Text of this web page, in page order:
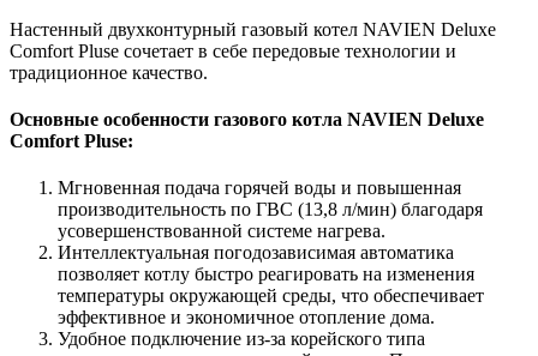
Настенный двухконтурный газовый котел NAVIEN Deluxe
Comfort Pluse сочетает в себе передовые технологии и
традиционное качество.
Основные особенности газового котла NAVIEN Deluxe
Comfort Pluse:
Мгновенная подача горячей воды и повышенная
производительность по ГВС (13,8 л/мин) благодаря
усовершенствованной системе нагрева.
Интеллектуальная погодозависимая автоматика
позволяет котлу быстро реагировать на изменения
температуры окружающей среды, что обеспечивает
эффективное и экономичное отопление дома.
Удобное подключение из-за корейского типа